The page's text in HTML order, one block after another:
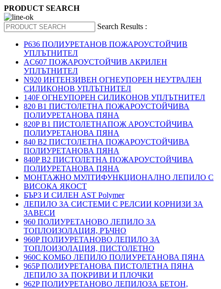
PRODUCT SEARCH
Search Results :
P636 ПОЛИУРЕТАНОВ ПОЖАРОУСТОЙЧИВ
УПЛЪТНИТЕЛ
AC607 ПОЖАРОУСТОЙЧИВ АКРИЛЕН
УПЛЪТНИТЕЛ
N920 ИНТЕНЗИВЕН ОГНЕУПОРЕН НЕУТРАЛЕН
СИЛИКОНОВ УПЛЪТНИТЕЛ
140F ОГНЕУПОРЕН СИЛИКОНОВ УПЛЪТНИТЕЛ
820 B1 ПИСТОЛЕТНА ПОЖАРОУСТОЙЧИВА
ПОЛИУРЕТАНОВА ПЯНА
820P B1 ПИСТОЛЕТНАПОЖ АРОУСТОЙЧИВА
ПОЛИУРЕТАНОВА ПЯНА
840 B2 ПИСТОЛЕТНА ПОЖАРОУСТОЙЧИВА
ПОЛИУРЕТАНОВА ПЯНА
840P B2 ПИСТОЛЕТНА ПОЖАРОУСТОЙЧИВА
ПОЛИУРЕТАНОВА ПЯНА
МОНТАЖНО МУЛТИФУНКЦИОНАЛНО ЛЕПИЛО С
ВИСОКА ЯКОСТ
БЪРЗ И СИЛЕН AST Polymer
ЛЕПИЛО ЗА СИСТЕМИ С РЕЛСИИ КОРНИЗИ ЗА
ЗАВЕСИ
960 ПОЛИУРЕТАНОВО ЛЕПИЛО ЗА
ТОПЛОИЗОЛАЦИЯ, РЪЧНО
960P ПОЛИУРЕТАНОВО ЛЕПИЛО ЗА
ТОПЛОИЗОЛАЦИЯ, ПИСТОЛЕТНО
960C КОМБО ЛЕПИЛО ПОЛИУРЕТАНОВА ПЯНА
965P ПОЛИУРЕТАНОВА ПИСТОЛЕТНА ПЯНА
ЛЕПИЛО ЗА ПОКРИВИ И ПЛОЧКИ
962P ПОЛИУРЕТАНОВО ЛЕПИЛОЗА БЕТОН,